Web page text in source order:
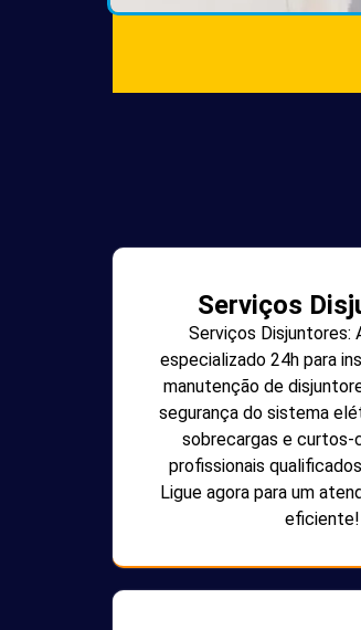
Serviços
Serviços Disjuntores:
especializado 24h para
manutenção de
segurança do sistema
sobrecargas e curtos-
profissionais
Ligue agora para um
eficiente!